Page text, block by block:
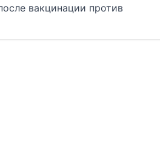
вакцинации против